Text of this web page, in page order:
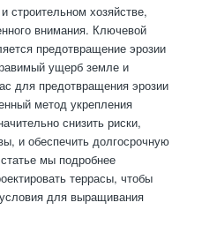
строительном хозяйстве,
внимания. Ключевой
предотвращение эрозии
ущерб земле и
для предотвращения эрозии
метод укрепления
снизить риски,
и обеспечить долгосрочную
мы подробнее
террасы, чтобы
для выращивания